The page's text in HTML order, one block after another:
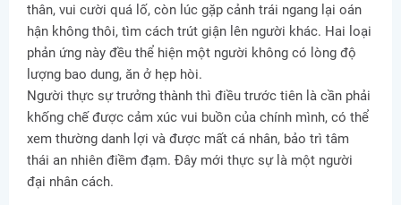
thân, vui cười quá lố, còn lúc gặp cảnh trái ngang lại oán
hận không thôi, tìm cách trút giận lên người khác. Hai loại
phản ứng này đều thể hiện một người không có lòng độ
lượng bao dung, ăn ở hẹp hòi.
Người thực sự trưởng thành thì điều trước tiên là cần phải
khống chế được cảm xúc vui buồn của chính mình, có thể
xem thường danh lợi và được mất cá nhân, bảo trì tâm
thái an nhiên điềm đạm. Đây mới thực sự là một người
đại nhân cách.